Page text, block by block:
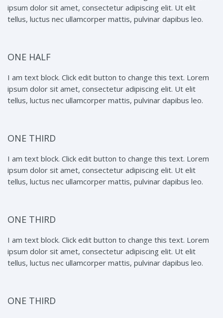
ipsum dolor sit amet, consectetur adipiscing elit. Ut elit
tellus, luctus nec ullamcorper mattis, pulvinar dapibus leo.
ONE HALF
I am text block. Click edit button to change this text. Lorem
ipsum dolor sit amet, consectetur adipiscing elit. Ut elit
tellus, luctus nec ullamcorper mattis, pulvinar dapibus leo.
ONE THIRD
I am text block. Click edit button to change this text. Lorem
ipsum dolor sit amet, consectetur adipiscing elit. Ut elit
tellus, luctus nec ullamcorper mattis, pulvinar dapibus leo.
ONE THIRD
I am text block. Click edit button to change this text. Lorem
ipsum dolor sit amet, consectetur adipiscing elit. Ut elit
tellus, luctus nec ullamcorper mattis, pulvinar dapibus leo.
ONE THIRD